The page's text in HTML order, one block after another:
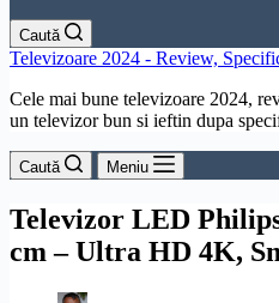
Caută
Televizoare 2024 - Review,
Cele mai bune televizoare 2024,
un televizor bun si ieftin dupa
Caută Meniu
Televizor LED
cm – Ultra HD 4K,